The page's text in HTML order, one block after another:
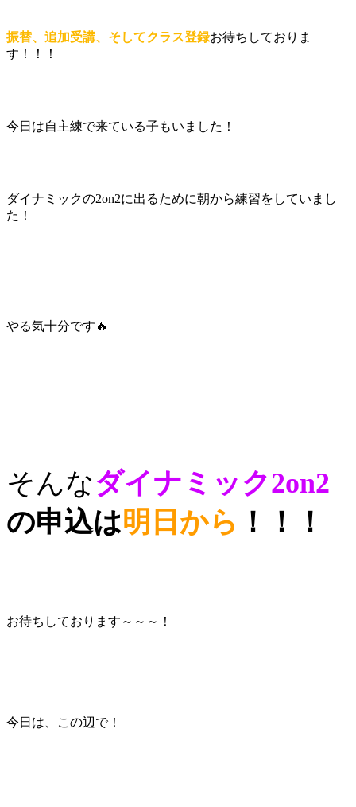
振替、追加受講、そしてクラス登録お待ちしておりま
す！！！
今日は自主練で来ている子もいました！
ダイナミックの2on2に出るために朝から練習をしていまし
た！
やる気十分です🔥
そんなダイナミック2on2
の申込は明日から ！！！
お待ちしております～～～！
今日は、この辺で！